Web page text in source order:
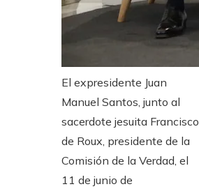
El expresidente Juan
Manuel Santos, junto al
sacerdote jesuita Francisco
de Roux, presidente de la
Comisión de la Verdad, el
11 de junio de